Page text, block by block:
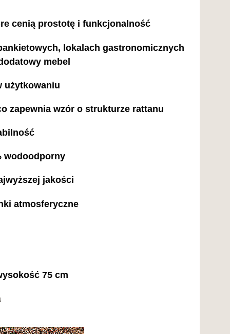
cenią prostotę i funkcjonalność
lokalach gastronomicznych
mebel
użytkowaniu
zapewnia wzór o strukturze rattanu
wodoodporny
jakości
atmosferyczne
75 cm